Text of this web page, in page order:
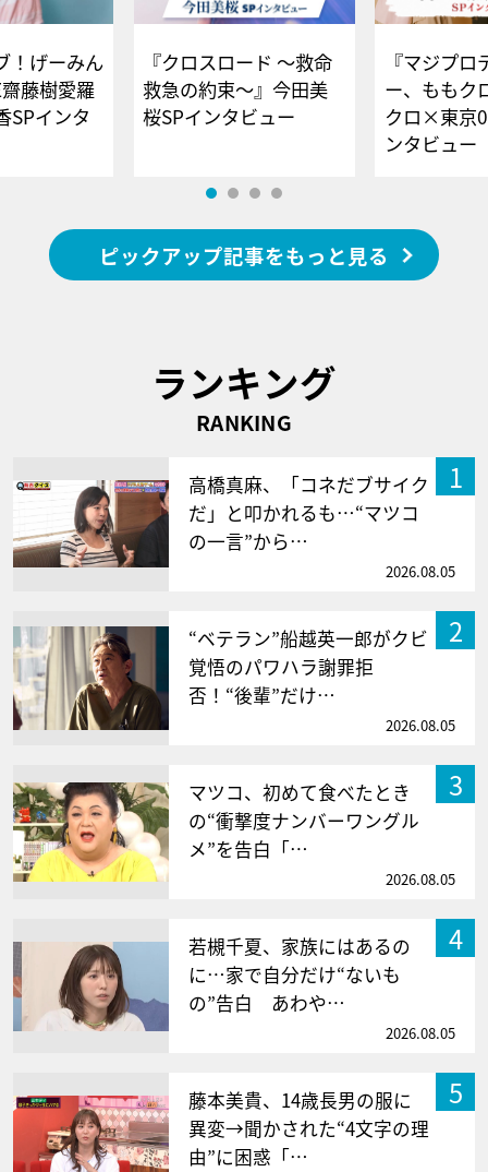
！げーみん
藤樹愛羅
SPインタ
『クロスロード ～救命
救急の約束～』今田美
桜SPインタビュー
『マジプロ
ー、ももク
クロ×東京
ンタビュー
ピックアップ記事をもっと見る
ランキング
RANKING
1
高橋真麻、「コネだブサイク
だ」と叩かれるも…“マツコ
の一言”から…
2026.08.05
2
“ベテラン”船越英一郎がクビ
覚悟のパワハラ謝罪拒
否！“後輩”だけ…
2026.08.05
3
マツコ、初めて食べたとき
の“衝撃度ナンバーワングル
メ”を告白「…
2026.08.05
4
若槻千夏、家族にはあるの
に…家で自分だけ“ないも
の”告白 あわや…
2026.08.05
5
藤本美貴、14歳長男の服に
異変→聞かされた“4文字の理
由”に困惑「…